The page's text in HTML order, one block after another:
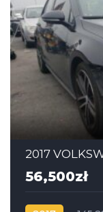
2017
56,500zł